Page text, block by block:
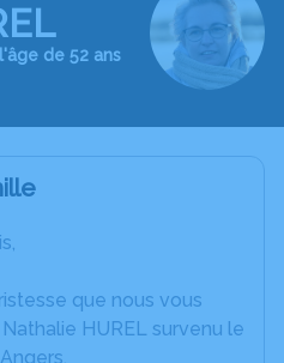
de 52 ans
que nous vous
HUREL survenu le